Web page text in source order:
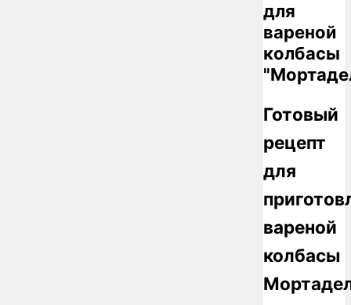
для
вареной
колбасы
Готовый
рецепт
для
вареной
колбасы